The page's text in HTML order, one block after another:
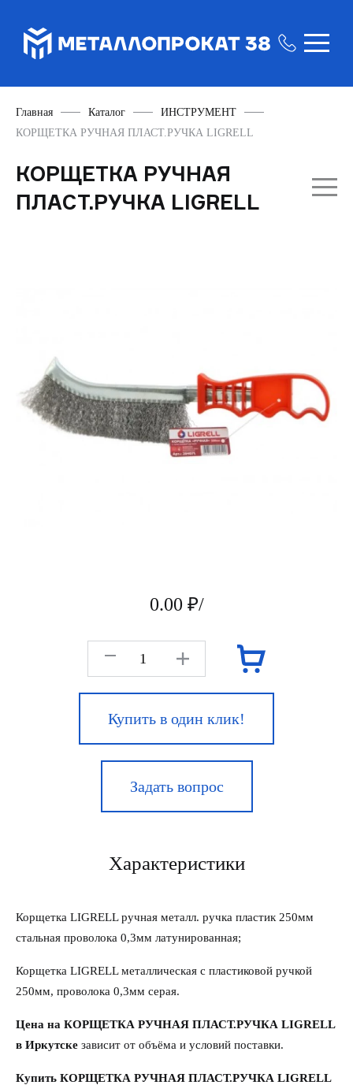
Главная Каталог
ИНСТРУМЕНТ
КОРЩЕТКА РУЧНАЯ ПЛАСТ.РУЧКА LIGRELL
КОРЩЕТКА РУЧНАЯ
ПЛАСТ.РУЧКА LIGRELL
0.00 ₽/
Купить в один клик!
Задать вопрос
Характеристики
Корщетка LIGRELL ручная металл. ручка пластик 250мм
стальная проволока 0,3мм латунированная;
Корщетка LIGRELL металлическая с пластиковой ручкой
250мм, проволока 0,3мм серая.
Цена на КОРЩЕТКА РУЧНАЯ ПЛАСТ.РУЧКА LIGRELL
в Иркутске зависит от объёма и условий поставки.
Купить КОРЩЕТКА РУЧНАЯ ПЛАСТ.РУЧКА LIGRELL